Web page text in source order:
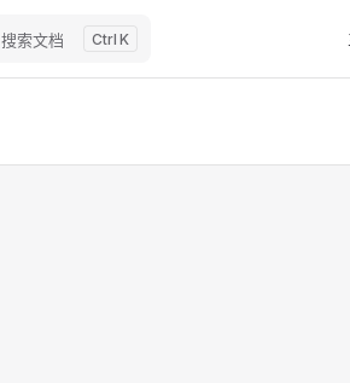
搜索文档 K